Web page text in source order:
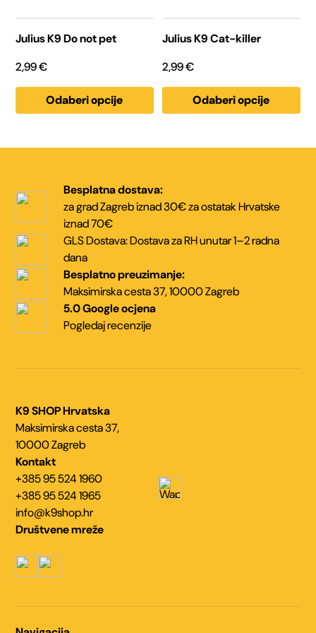
stranici
proizvoda
stranici
proizvoda
Julius K9 Do not pet
2,99€
Odaberi opcije
Ovaj
proizvod
ima
varijanti.
se
odabrati
proizvoda
Julius K9 Cat-killer
2,99€
Odaberi opcije
Ovaj
proizvod
ima
varijanti.
se
odabrati
proizvoda
Besplatna dostava:
za grad Zagreb iznad 30€za ostatak Hrvatske
iznad 70€
GLS Dostava:Dostava za RH unutar1–2 radna
dana
Besplatno preuzimanje:
Maksimirska cesta 37,10000 Zagreb
5.0 Google ocjena
Pogledaj recenzije
K9 SHOP Hrvatska
Maksimirska cesta 37,
10000 Zagreb
Kontakt
+385 95 524 1960
+385 95 524 1965
info@k9shop.hr
Društvene mreže